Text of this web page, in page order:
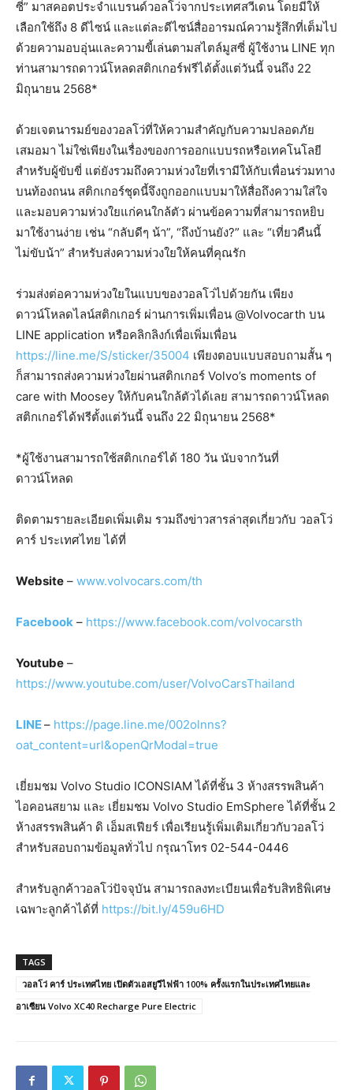
ซี่” มาสคอตประจำแบรนด์วอลโว่จากประเทศสวีเดน โดยมีให้
เลือกใช้ถึง 8 ดีไซน์ และแต่ละดีไซน์สื่ออารมณ์ความรู้สึกที่เต็มไป
ด้วยความอบอุ่นและความขี้เล่นตามสไตล์มูสซี่ ผู้ใช้งาน LINE ทุก
ท่านสามารถดาวน์โหลดสติกเกอร์ฟรีได้ตั้งแต่วันนี้ จนถึง 22
มิถุนายน 2568*
ด้วยเจตนารมย์ของวอลโว่ที่ให้ความสำคัญกับความปลอดภัย
เสมอมา ไม่ใช่เพียงในเรื่องของการออกแบบรถหรือเทคโนโลยี
สำหรับผู้ขับขี่ แต่ยังรวมถึงความห่วงใยที่เรามีให้กับเพื่อนร่วมทาง
บนท้องถนน สติกเกอร์ชุดนี้จึงถูกออกแบบมาให้สื่อถึงความใส่ใจ
และมอบความห่วงใยแก่คนใกล้ตัว ผ่านข้อความที่สามารถหยิบ
มาใช้งานง่าย เช่น “กลับดีๆ น้า”, “ถึงบ้านยัง?” และ “เที่ยวคืนนี้
ไม่ขับน้า” สำหรับส่งความห่วงใยให้คนที่คุณรัก
ร่วมส่งต่อความห่วงใยในแบบของวอลโว่ไปด้วยกัน เพียง
ดาวน์โหลดไลน์สติกเกอร์ ผ่านการเพิ่มเพื่อน @Volvocarth บน
LINE application หรือคลิกลิงก์เพื่อเพิ่มเพื่อน
https://line.me/S/sticker/35004 เพียงตอบแบบสอบถามสั้น ๆ
ก็สามารถส่งความห่วงใยผ่านสติกเกอร์ Volvo’s moments of
care with Moosey ให้กับคนใกล้ตัวได้เลย สามารถดาวน์โหลด
สติกเกอร์ได้ฟรีตั้งแต่วันนี้ จนถึง 22 มิถุนายน 2568*
*ผู้ใช้งานสามารถใช้สติกเกอร์ได้ 180 วัน นับจากวันที่
ดาวน์โหลด
ติดตามรายละเอียดเพิ่มเติม รวมถึงข่าวสารล่าสุดเกี่ยวกับ วอลโว่
คาร์ ประเทศไทย ได้ที่
Website – www.volvocars.com/th
Facebook – https://www.facebook.com/volvocarsth
Youtube –
https://www.youtube.com/user/VolvoCarsThailand
LINE– https://page.line.me/002olnns?
oat_content=url&openQrModal=true
เยี่ยมชม Volvo Studio ICONSIAM ได้ที่ชั้น 3 ห้างสรรพสินค้า
ไอคอนสยาม และ เยี่ยมชม Volvo Studio EmSphere ได้ที่ชั้น 2
ห้างสรรพสินค้า ดิ เอ็มสเฟียร์ เพื่อเรียนรู้เพิ่มเติมเกี่ยวกับวอลโว่
สำหรับสอบถามข้อมูลทั่วไป กรุณาโทร 02-544-0446
สำหรับลูกค้าวอลโว่ปัจจุบัน สามารถลงทะเบียนเพื่อรับสิทธิพิเศษ
เฉพาะลูกค้าได้ที่ https://bit.ly/459u6HD
TAGS
วอลโว่ คาร์ ประเทศไทย เปิดตัวเอสยูวีไฟฟ้า 100% ครั้งแรกในประเทศไทยและ
อาเซียน Volvo XC40 Recharge Pure Electric